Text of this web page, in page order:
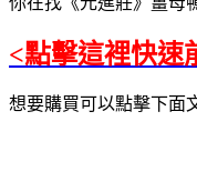
<點擊這裡快速
想要購買可以點擊下面